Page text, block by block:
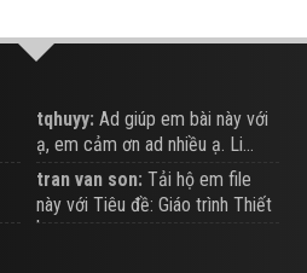
tqhuyy: Ad giúp em bài này với
ạ, em cảm ơn ad nhiều ạ. Li...
tran van son: Tải hộ em file
này với Tiêu đề: Giáo trình Thiết
b...